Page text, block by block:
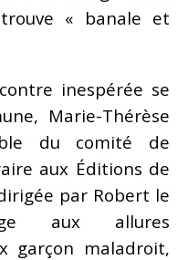
« banale et
inespérée se
Marie-Thérèse
du comité de
aux Éditions de
par Robert le
aux allures
garçon maladroit,